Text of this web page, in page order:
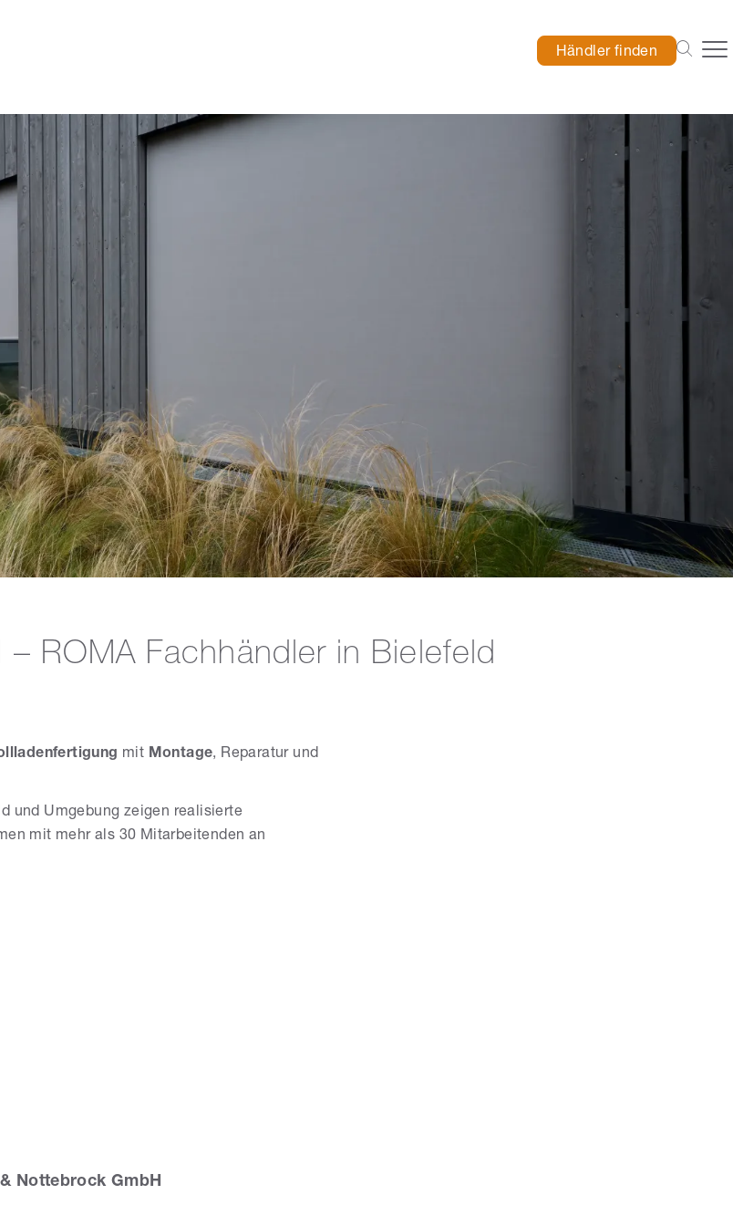
Händler finden
ROMA Fachhändler in Bielefeld
mit Montage, Reparatur und
und Umgebung zeigen realisierte
mit mehr als 30 Mitarbeitenden an
Nottebrock GmbH